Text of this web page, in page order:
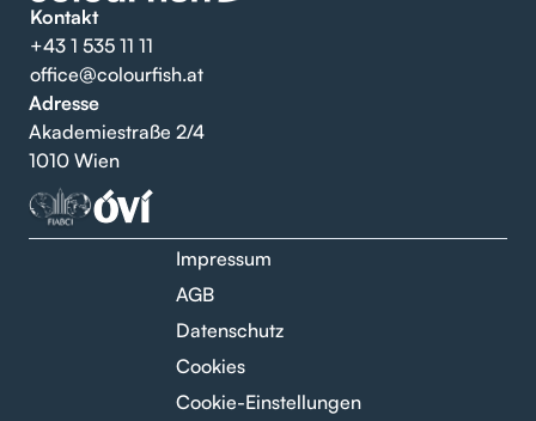
Kontakt
+43 1 535 11 11
office@colourfish.at
Adresse
Akademiestraße 2/4
1010 Wien
Impressum
AGB
Datenschutz
Cookies
Cookie-Einstellungen